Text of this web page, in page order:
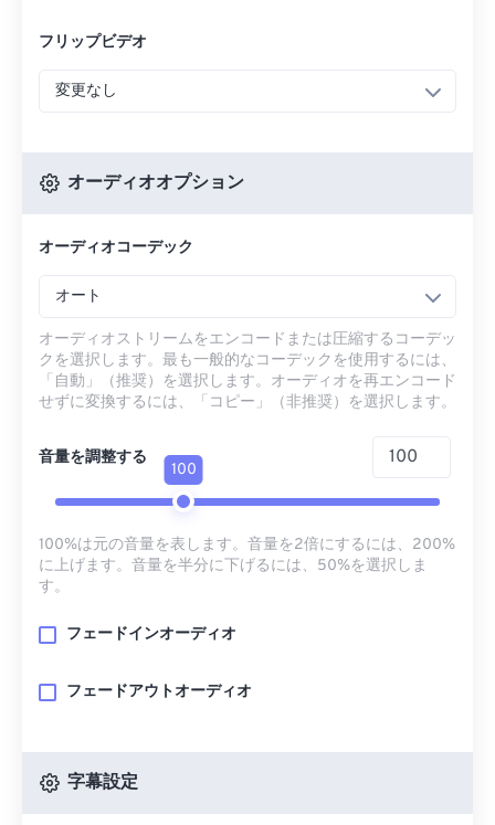
フリップビデオ
変更なし
オーディオオプション
オーディオコーデック
オート
オーディオストリームをエンコードまたは圧縮するコーデッ
クを選択します。最も一般的なコーデックを使用するには、
「自動」（推奨）を選択します。オーディオを再エンコード
せずに変換するには、「コピー」（非推奨）を選択します。
音量を調整する
100
100%は元の音量を表します。音量を2倍にするには、200%
に上げます。音量を半分に下げるには、50%を選択しま
す。
フェードインオーディオ
フェードアウトオーディオ
字幕設定